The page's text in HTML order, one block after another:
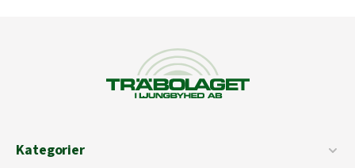
Kategorier